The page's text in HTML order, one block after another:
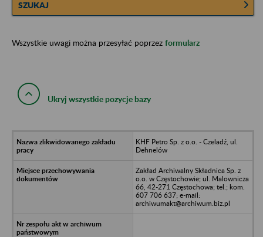
SZUKAJ
Wszystkie uwagi można przesyłać poprzez formularz
Ukryj wszystkie pozycje bazy
KHF Petro Sp. z o.o. - Czeladź, ul.
Dehnelów
Zakład Archiwalny Składnica Sp. z
o.o. w Częstochowie; ul. Malownicza
66, 42-271 Częstochowa; tel.; kom.
607 706 637; e-mail:
archiwumakt@archiwum.biz.pl